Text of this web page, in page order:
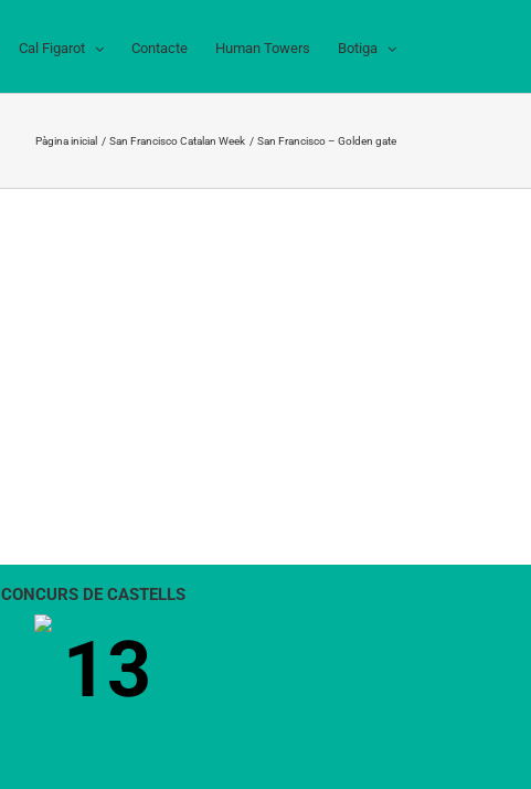
Cal Figarot Contacte Human Towers Botiga
Pàgina inicial San Francisco Catalan Week San Francisco – Golden gate
CONCURS DE CASTELLS
13